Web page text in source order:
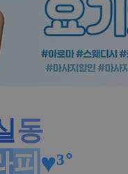
동
피 ♥³˚